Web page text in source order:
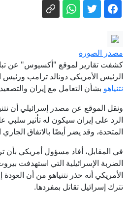
لهجوم تخطط له
الرياض تعيد بناء
باب
أثارت غضب
مخزون
17 قتيلا
ومأرب.. ومجلس
تقرير : إقالة
خلفية فشل خطة
مصدر الصورة
كشفت تقارير لموقع "أكسيوس" عن
الرئيس الأمريكي دونالد ترامب ورئيس
نتنياهو بشأن التعامل مع إيران
ونقل الموقع عن مصدر إسرائيلي أن
الرد على إيران سيكون له تأثير سلبي
المتحدة، وقد يضر أيضًا بالاتفاق
في المقابل، أفاد مسؤول أمريكي بأن
الضربة الإسرائيلية التي استهدفت
الأمريكي أنه حذر نتنياهو من أن
تترك إسرائيل تقاتل بمفردها.